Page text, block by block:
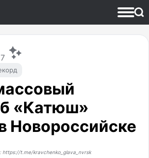
«Катюш»
Новороссийске
https://t.me/kravchenko_glava_nvrsk